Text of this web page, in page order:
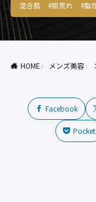
混合肌
#肌荒れ #脂
HOME メンズ美容
Facebook
Pocket